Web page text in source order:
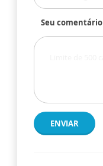
Seu comentário
ENVIAR